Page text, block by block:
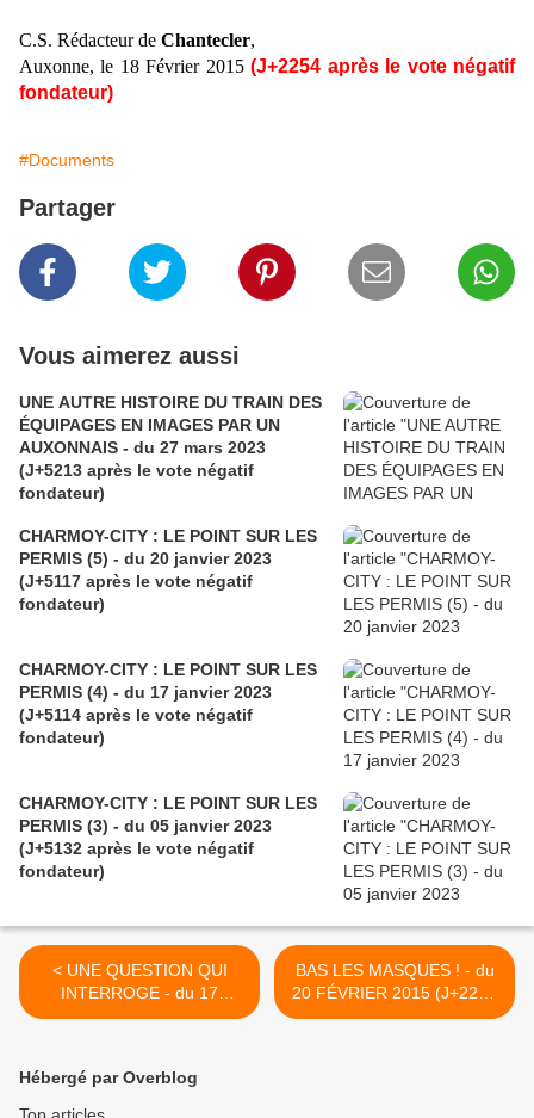
C.S. Rédacteur de Chantecler,
Auxonne, le 18 Février 2015(J+2254 après le vote négatif
fondateur)
#Documents
Partager
Vous aimerez aussi
UNE AUTRE HISTOIRE DU TRAIN DES
ÉQUIPAGES EN IMAGES PAR UN
AUXONNAIS - du 27 mars 2023
(J+5213 après le vote négatif
fondateur)
CHARMOY-CITY : LE POINT SUR LES
PERMIS (5) - du 20 janvier 2023
(J+5117 après le vote négatif
fondateur)
CHARMOY-CITY : LE POINT SUR LES
PERMIS (4) - du 17 janvier 2023
(J+5114 après le vote négatif
fondateur)
CHARMOY-CITY : LE POINT SUR LES
PERMIS (3) - du 05 janvier 2023
(J+5132 après le vote négatif
fondateur)
< UNE QUESTION QUI
INTERROGE - du 17
FÉVRIER 2015 (J+2253
BAS LES MASQUES ! - du
20 FÉVRIER 2015 (J+2256
après le vote négatif
Hébergé par Overblog